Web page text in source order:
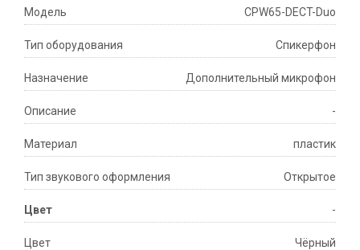
Модель CPW65-DECT-Duo
Тип оборудования Спикерфон
Назначение Дополнительный микрофон
Описание -
Материал пластик
Тип звукового оформления Открытое
Цвет -
Цвет Чёрный